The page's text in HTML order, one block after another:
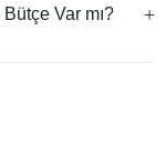
Var mı?